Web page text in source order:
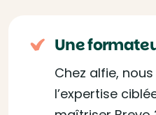
Une
Chez alfie,
l’expertise